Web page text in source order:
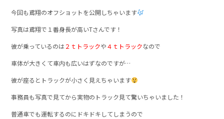
今回も鳶翔のオフショットを公開しちゃいます
写真は鳶翔で１番身長が高いTさんです！
彼が乗っているのは ２ｔトラックや４ｔトラックなので
車体が大きくて車内も広いはずなのですが…
彼が座るとトラックが小さく見えちゃいます
事務員も写真で見てから実物のトラック見て驚いちゃいました！
普通車でも運転するのにドキドキしてしまうので